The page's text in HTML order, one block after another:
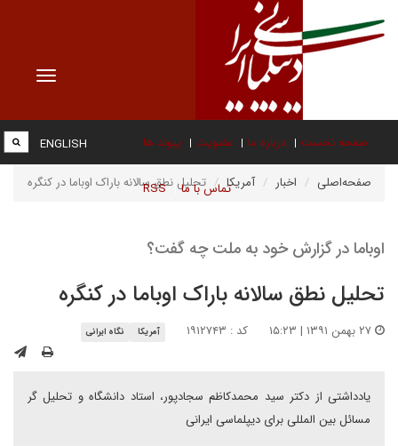
Toggle
صفحه نخست درباره ما عضویت پیوند ها
تماس با ما RSS
ENGLISH
صفحه‌اصلی اخبار آمریکا تحلیل نطق سالانه باراک اوباما در کنگره
اوباما در گزارش خود به ملت چه گفت؟
تحلیل نطق سالانه باراک اوباما در کنگره
کد : ۱۹۱۲۷۴۳ آمریکا نگاه ایرانی
یادداشتی از دکتر سید محمدکاظم سجادپور، استاد دانشگاه و تحلیل گر
مسائل بین المللی برای دیپلماسی ایرانی